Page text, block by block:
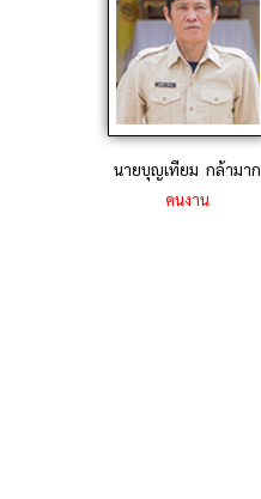
นายบุญเทียม กล้ามาก
คนงาน